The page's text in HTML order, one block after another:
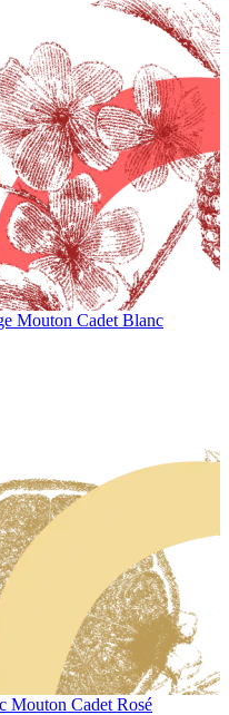
Mouton Cadet Blanc
Mouton Cadet Rosé